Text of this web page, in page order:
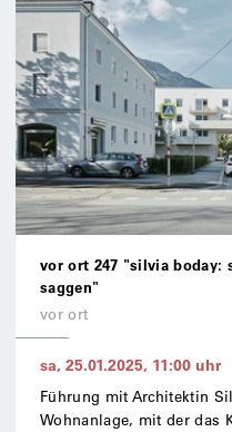
vor ort 247 "silvia boday:
saggen"
vor ort
sa, 25.01.2025, 11:00 uhr
Führung mit Architektin
Wohnanlage, mit der das